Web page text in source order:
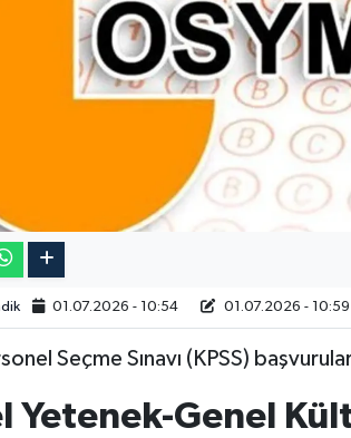
01.07.2026 - 10:54 01.07.2026 - 10:59
Seçme Sınavı (KPSS)
Yetenek-Genel